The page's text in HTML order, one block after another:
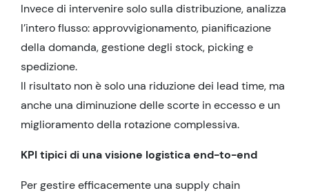
Invece di intervenire solo sulla distribuzione, analizza
l’intero flusso: approvvigionamento, pianificazione
della domanda, gestione degli stock, picking e
spedizione.
Il risultato non è solo una riduzione dei lead time, ma
anche una diminuzione delle scorte in eccesso e un
miglioramento della rotazione complessiva.
KPI tipici di una visione logistica end-to-end
Per gestire efficacemente una supply chain